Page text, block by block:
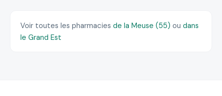
Voir toutes les pharmacies de la Meuse (55) ou dans
le Grand Est